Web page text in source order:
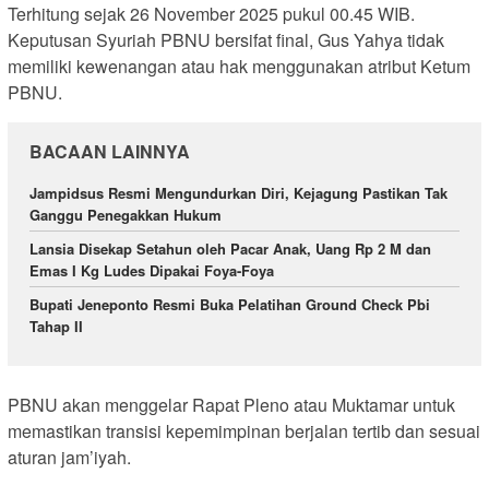
Terhitung sejak 26 November 2025 pukul 00.45 WIB.
Keputusan Syuriah PBNU bersifat final, Gus Yahya tidak
memiliki kewenangan atau hak menggunakan atribut Ketum
PBNU.
BACAAN LAINNYA
Jampidsus Resmi Mengundurkan Diri, Kejagung Pastikan Tak
Ganggu Penegakkan Hukum
Lansia Disekap Setahun oleh Pacar Anak, Uang Rp 2 M dan
Emas I Kg Ludes Dipakai Foya-Foya
Bupati Jeneponto Resmi Buka Pelatihan Ground Check Pbi
Tahap II
PBNU akan menggelar Rapat Pleno atau Muktamar untuk
memastikan transisi kepemimpinan berjalan tertib dan sesuai
aturan jam’iyah.